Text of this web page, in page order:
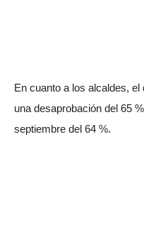
En cuanto a los alcaldes,
una desaprobación del 65
septiembre del 64 %.